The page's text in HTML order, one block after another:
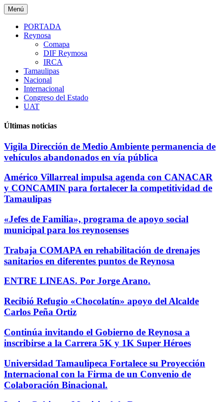
Saltar
al
contenido
Menú
PORTADA
Reynosa
Comapa
DIF Reymosa
IRCA
Tamaulipas
Nacional
Internacional
Congreso del Estado
UAT
Últimas noticias
Vigila Dirección de Medio Ambiente permanencia de
vehículos abandonados en vía pública
Américo Villarreal impulsa agenda con CANACAR
y CONCAMIN para fortalecer la competitividad de
Tamaulipas
«Jefes de Familia», programa de apoyo social
municipal para los reynosenses
Trabaja COMAPA en rehabilitación de drenajes
sanitarios en diferentes puntos de Reynosa
ENTRE LINEAS. Por Jorge Arano.
Recibió Refugio «Chocolatín» apoyo del Alcalde
Carlos Peña Ortiz
Continúa invitando el Gobierno de Reynosa a
inscribirse a la Carrera 5K y 1K Super Héroes
Universidad Tamaulipeca Fortalece su Proyección
Internacional con la Firma de un Convenio de
Colaboración Binacional.